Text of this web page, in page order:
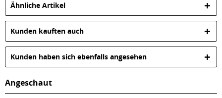
Ähnliche Artikel
Kunden kauften auch
Kunden haben sich ebenfalls angesehen
Angeschaut